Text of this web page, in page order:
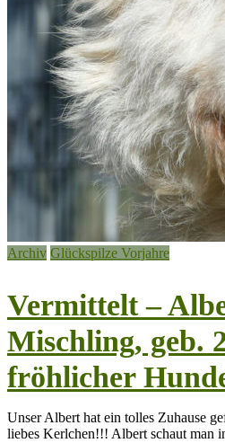
Archiv Glückspilze Vorjahre
Vermittelt –
Mischling, geb.
fröhlicher
Unser Albert hat ein tolles Zuhause
liebes Kerlchen!!! Albert schaut man